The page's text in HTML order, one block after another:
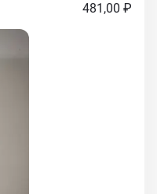
481,00 ₽